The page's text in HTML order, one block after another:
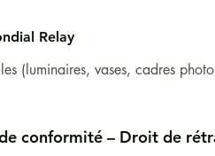
en sus).
des dommages liés au
Relay
(luminaires, vases, cadres
conformité – Droit de